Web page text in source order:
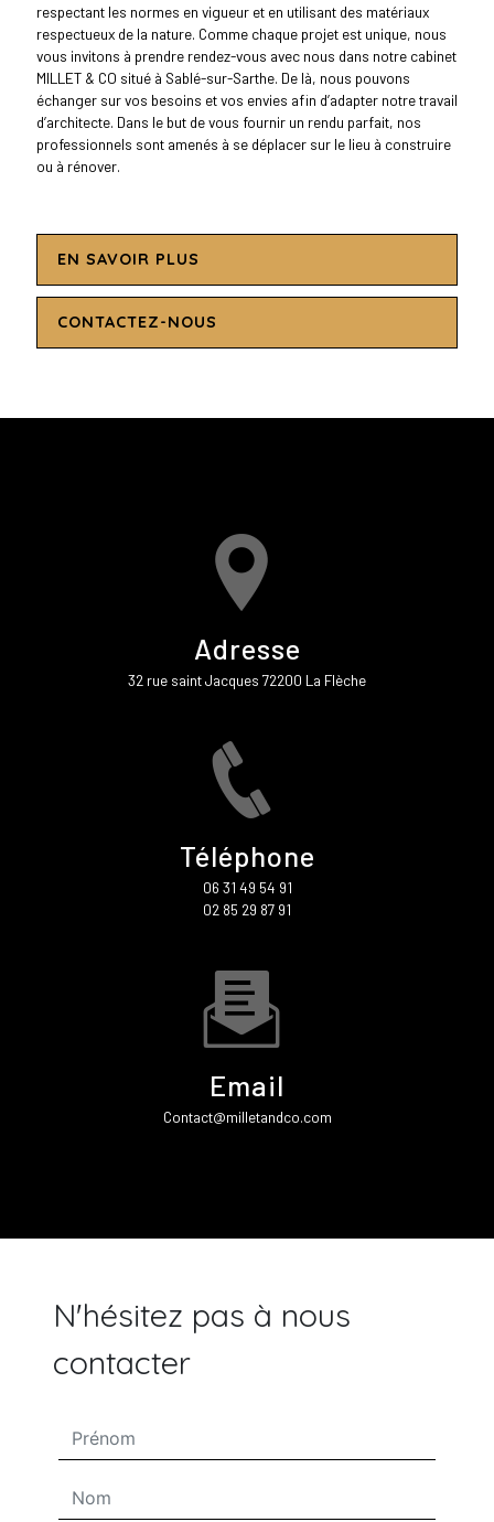
respectant les normes en vigueur et en utilisant des matériaux
respectueux de la nature. Comme chaque projet est unique, nous
vous invitons à prendre rendez-vous avec nous dans notre cabinet
MILLET & CO situé à Sablé-sur-Sarthe. De là, nous pouvons
échanger sur vos besoins et vos envies afin d’adapter notre travail
d’architecte. Dans le but de vous fournir un rendu parfait, nos
professionnels sont amenés à se déplacer sur le lieu à construire
ou à rénover.
EN SAVOIR PLUS
CONTACTEZ-NOUS
Adresse
32 rue saint Jacques 72200 La Flèche
Téléphone
06 31 49 54 91
02 85 29 87 91
Email
contact@milletandco.com
N'hésitez pas à nous
contacter